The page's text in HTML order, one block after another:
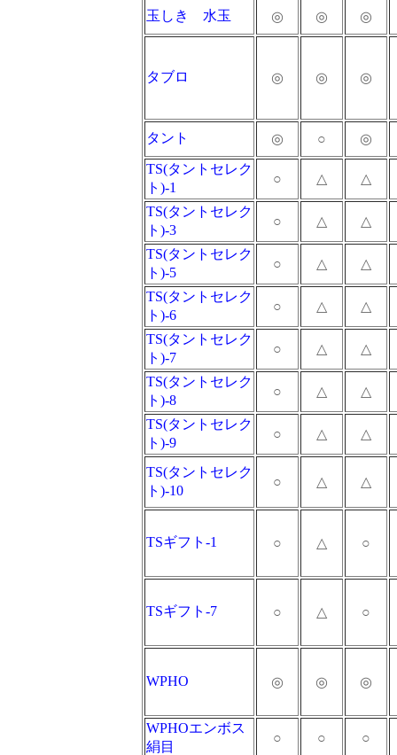
玉しき 水玉 ◎ ◎ ◎
タブロ ◎ ◎ ◎
タント ◎ ○
◎
TS(タントセレク
ト)-1
○ △ △
TS(タントセレク
ト)-3
○ △ △
TS(タントセレク
ト)-5
○ △ △
TS(タントセレク
ト)-6
○ △ △
TS(タントセレク
ト)-7
○ △ △
TS(タントセレク
ト)-8
○ △ △
TS(タントセレク
ト)-9
○ △ △
TS(タントセレク
ト)-10
○ △ △
TSギフト-1 ○ △ ○
TSギフト-7 ○ △ ○
WPHO ◎ ◎ ◎
WPHOエンボス
絹目
○ ○ ○